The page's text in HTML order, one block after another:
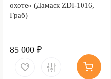
охоте» (Дамаск ZDI-1016,
Граб)
85 000 ₽